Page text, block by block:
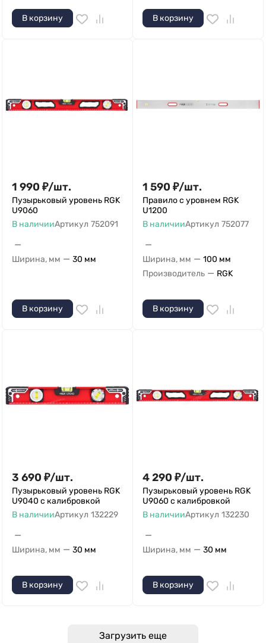
В корзину В корзину
1 990 ₽/шт.
Пузырьковый уровень RGK
U9060
В наличииАртикул 752091
—
Ширина, мм — 30 мм
В корзину
1 590 ₽/шт.
Правило с уровнем RGK
U1200
В наличииАртикул 752077
—
Ширина, мм — 100 мм
Производитель — RGK
В корзину
3 690 ₽/шт.
Пузырьковый уровень RGK
U9040 с калибровкой
В наличииАртикул 132229
—
Ширина, мм — 30 мм
В корзину
4 290 ₽/шт.
Пузырьковый уровень RGK
U9060 с калибровкой
В наличииАртикул 132230
—
Ширина, мм — 30 мм
В корзину
Загрузить еще